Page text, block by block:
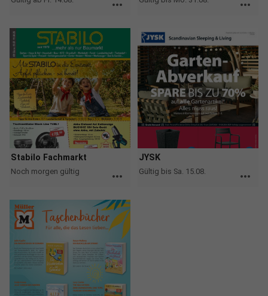
more_horiz more_horiz
Stabilo Fachmarkt
Noch morgen gültig more_horiz
JYSK
Gültig bis Sa. 15.08. more_horiz